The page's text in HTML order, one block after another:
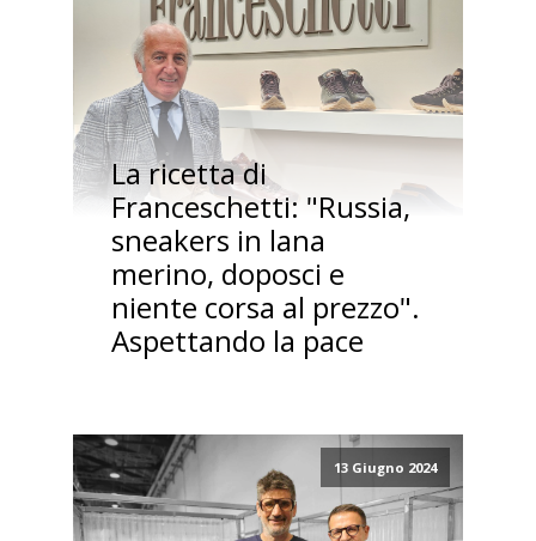
La ricetta di
Franceschetti: "Russia,
sneakers in lana
merino, doposci e
niente corsa al prezzo".
Aspettando la pace
13 Giugno 2024